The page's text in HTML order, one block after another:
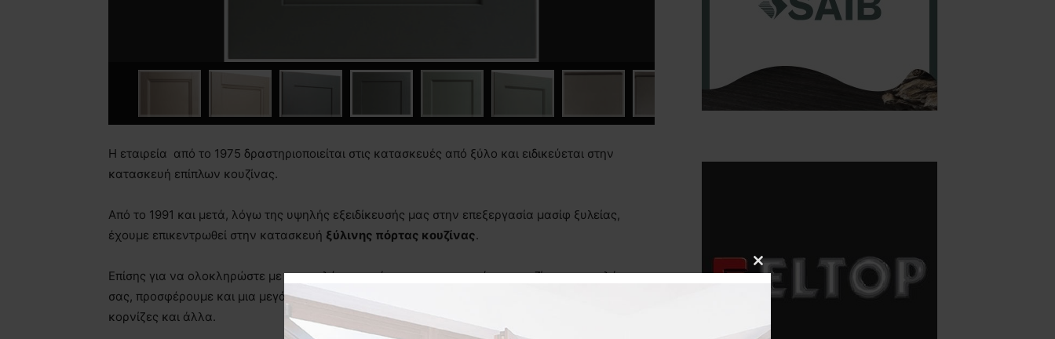
H εταιρεία από το 1975 δραστηριοποιείται στις κατασκευές από ξύλο και ειδικεύεται στην
κατασκευή επίπλων κουζίνας.
Από το 1991 και μετά, λόγω της υψηλής εξειδίκευσής μας στην επεξεργασία μασίφ ξυλείας,
έχουμε επικεντρωθεί στην κατασκευή ξύλινης πόρτας κουζίνας.
Επίσης για να ολοκληρώστε με τον καλύτερο τρόπο την κατασκευή της κουζίνας του πελάτη
σας, προσφέρουμε και μια μεγάλη γκάμα
κορνίζες και άλλα.
Close
this